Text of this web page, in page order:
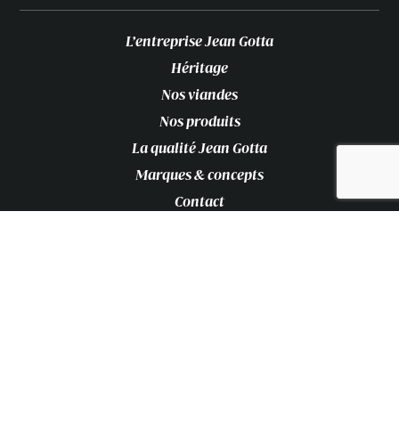
L’entreprise Jean Gotta
Héritage
Nos viandes
Nos produits
La qualité Jean Gotta
Marques & concepts
Contact